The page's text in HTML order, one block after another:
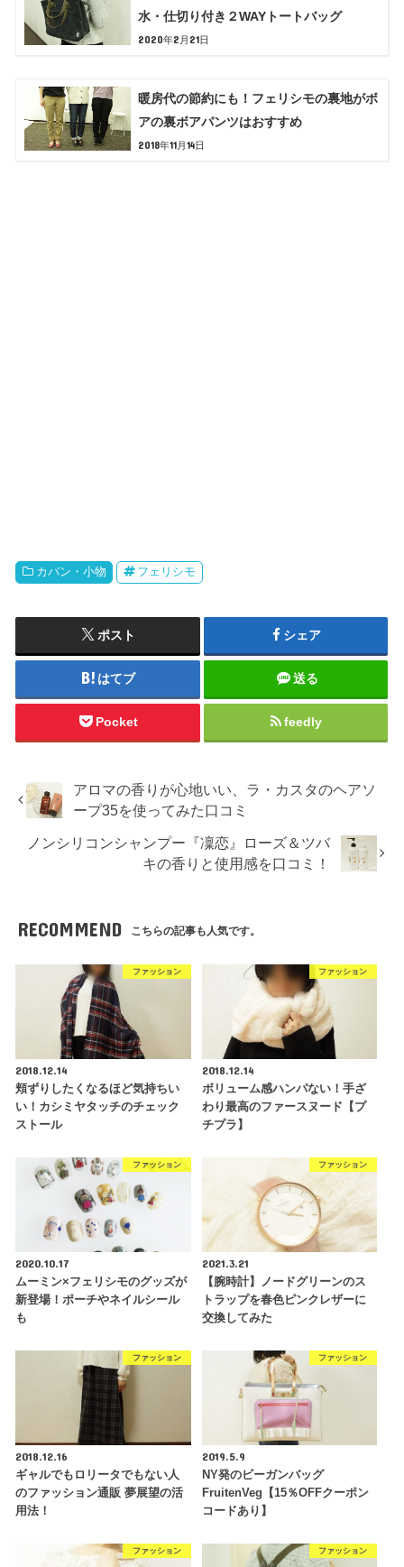
水・仕切り付き２WAYトートバッグ
2020年2月21日
暖房代の節約にも！フェリシモの裏地がボ
アの裏ボアパンツはおすすめ
2018年11月14日
カバン・小物 フェリシモ
ポスト シェア
はてブ 送る
Pocket feedly
アロマの香りが心地いい、ラ・カスタのヘアソ
ープ35を使ってみた口コミ
ノンシリコンシャンプー『凜恋』ローズ＆ツバ
キの香りと使用感を口コミ！
RECOMMEND こちらの記事も人気です。
ファッション
2018.12.14
頬ずりしたくなるほど気持ちい
い！カシミヤタッチのチェック
ストール
ファッション
2018.12.14
ボリューム感ハンパない！手ざ
わり最高のファースヌード【プ
チプラ】
ファッション
2020.10.17
ムーミン×フェリシモのグッズが
新登場！ポーチやネイルシール
も
ファッション
2021.3.21
【腕時計】ノードグリーンのス
トラップを春色ピンクレザーに
交換してみた
ファッション
2018.12.16
ギャルでもロリータでもない人
のファッション通販 夢展望の活
用法！
ファッション
2019.5.9
NY発のビーガンバッグ
FruitenVeg【15％OFFクーポン
コードあり】
ファッション ファッション